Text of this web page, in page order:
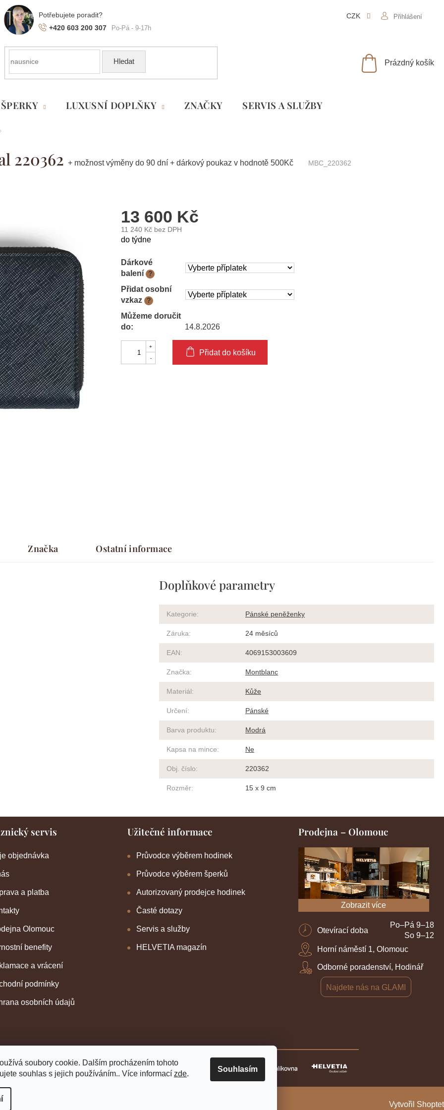
soubory cookie. Dalším procházením tohoto
souhlas s jejich používáním.. Více informací zde.
Souhlasím
+420 603 200 307
CZK Přihlášení
Hledat
NÁKUPNÍ
Prázdný košík
ŠPERKY LUXUSNÍ DOPLŇKY ZNAČKY SLUŽBY
220362 + možnost výměny do 90 dní + dárkový poukaz v hodnotě 500Kč MBC_220362
13 600 Kč
11 240 Kč bez DPH
Měrná
do týdne
Dárkové
balení
?
Přidat osobní
vzkaz
?
Můžeme doručit
do:
14.8.2026
Přidat do košíku
Značka Ostatní informace
Doplňkové parametry
Kategorie: Pánské peněženky
Záruka: 24 měsíců
EAN: 4069153003609
Značka: Montblanc
Materiál: Kůže
Určení: Pánské
Barva produktu: Modrá
Kapsa na mince: Ne
Obj. číslo: 220362
Rozměr: 15 x 9 cm
servis
objednávka
a platba
Olomouc
benefity
a vrácení
podmínky
osobních údajů
Užitečné informace
Průvodce výběrem hodinek
Průvodce výběrem šperků
Autorizovaný prodejce hodinek
Časté dotazy
Servis a služby
HELVETIA magazín
Prodejna – Olomouc
Zobrazit více
Otevírací doba
Po–Pá 9–18
So 9–12
Horní náměstí 1, Olomouc
Odborné poradenství, Hodinář
Najdete nás na GLAMI
Vytvořil Shoptet